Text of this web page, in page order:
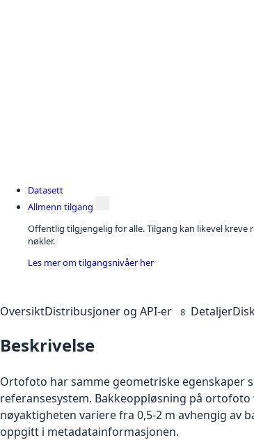
Datasett
Allmenn tilgang
Offentlig tilgjengelig for alle. Tilgang kan likevel kreve
nøkler.
Les mer om tilgangsnivåer her
OversiktDistribusjoner og API-er 8 Detaljer
Beskrivelse
Ortofoto har samme geometriske egenskaper
referansesystem. Bakkeoppløsning på
nøyaktigheten variere fra 0,5-2 m avhengig
oppgitt i metadatainformasjonen.